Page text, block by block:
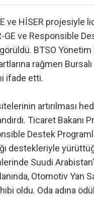
ve HİSER projesiyle
GE ve Responsible
BTSO
rağmen Bursalı
ifade etti.
artırılması
Ticaret Bakanı
Destek
destekleriyle
Suudi
Otomotiv Yan
oldu. Oda adına